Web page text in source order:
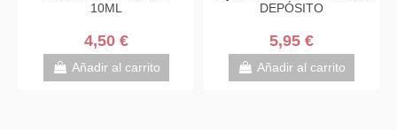
10ML
4,50 €
Añadir al carrito
DEPÓSITO
5,95 €
Añadir al carrito